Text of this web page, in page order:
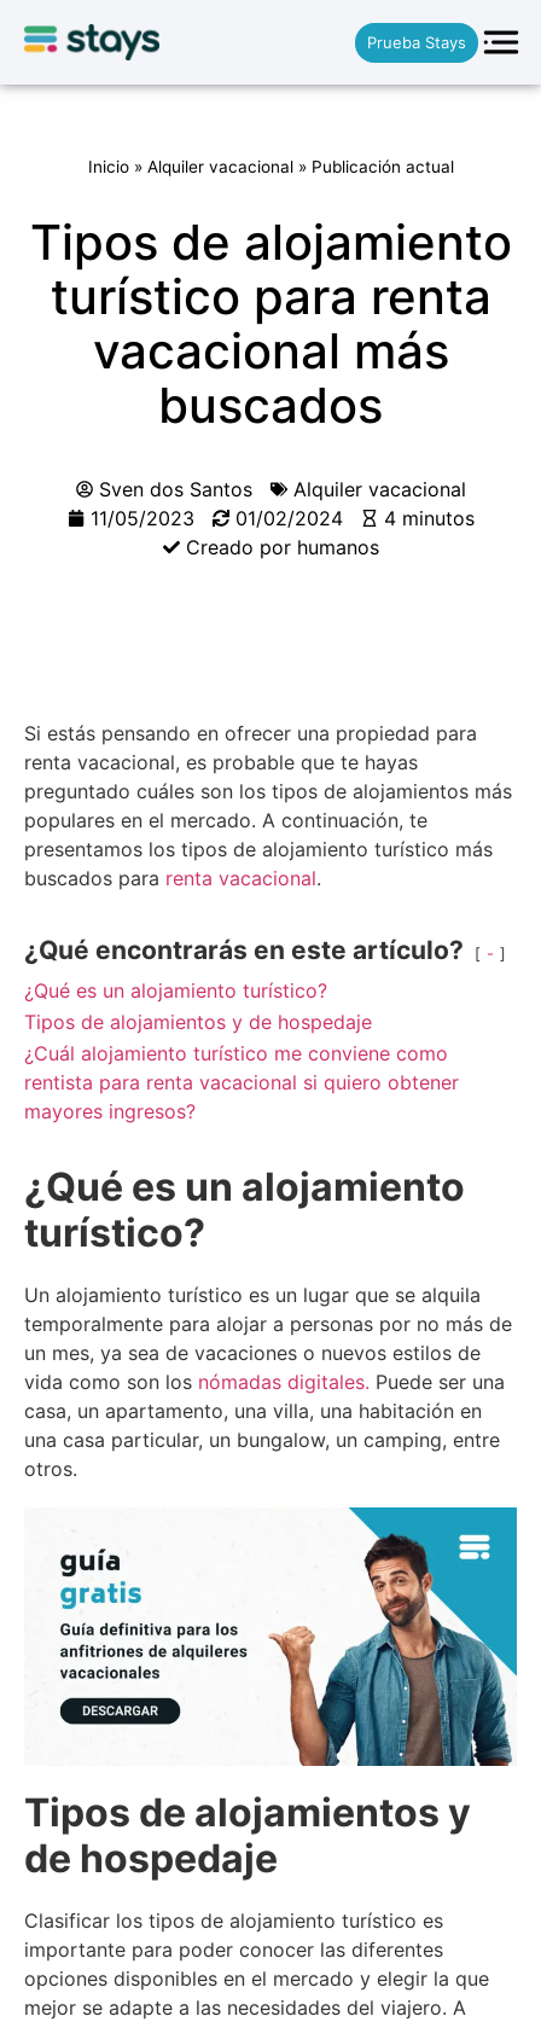
Prueba Stays
Inicio» Alquiler vacacional» Publicación actual
Tipos de alojamiento
turístico para renta
vacacional más
buscados
Sven dos Santos
Alquiler vacacional
11/05/2023
01/02/2024
4 minutos
Creado por humanos
Si estás pensando en ofrecer una propiedad para
renta vacacional, es probable que te hayas
preguntado cuáles son los tipos de alojamientos más
populares en el mercado. A continuación, te
presentamos los tipos de alojamiento turístico más
buscados para renta vacacional.
¿Qué encontrarás en este artículo? -
¿Qué es un alojamiento turístico?
Tipos de alojamientos y de hospedaje
¿Cuál alojamiento turístico me conviene como
rentista para renta vacacional si quiero obtener
mayores ingresos?
¿Qué es un alojamiento
turístico?
Un alojamiento turístico es un lugar que se alquila
temporalmente para alojar a personas por no más de
un mes, ya sea de vacaciones o nuevos estilos de
vida como son los nómadas digitales. Puede ser una
casa, un apartamento, una villa, una habitación en
una casa particular, un bungalow, un camping, entre
otros.
Tipos de alojamientos y
de hospedaje
Clasificar los tipos de alojamiento turístico es
importante para poder conocer las diferentes
opciones disponibles en el mercado y elegir la que
mejor se adapte a las necesidades del viajero. A